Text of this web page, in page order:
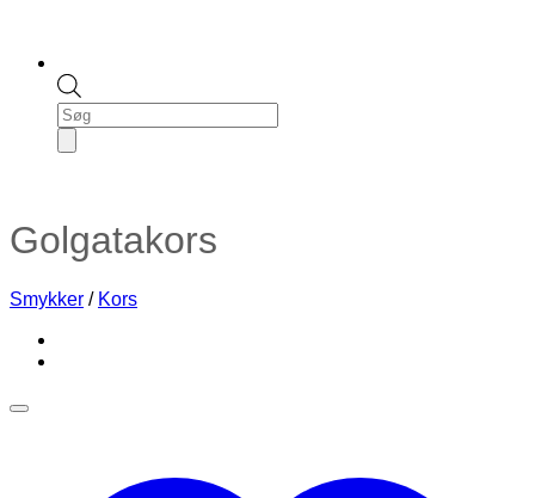
Products
search
Golgatakors
Smykker / Kors